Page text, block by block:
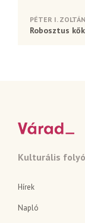
PÉTER I. ZOLTÁN
Robosztus
Kulturális
Hírek
Napló